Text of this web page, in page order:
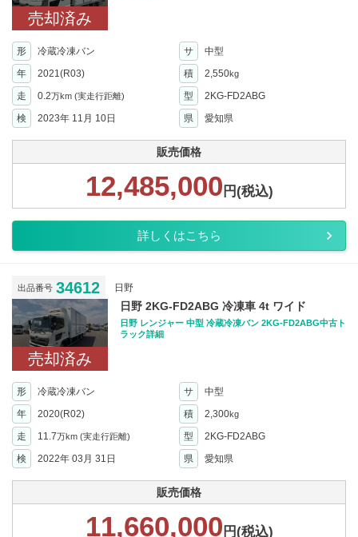
売却済み
形 冷蔵冷凍バン サ
中型
年
2021(R03) 積 2,550kg
走 0.2万km (実走行距離) 型
2KG-FD2ABG
検
2023年 11月 10日 県 愛知県
販売価格
12,485,000 円(税込)
詳しくはこちら
出品番号 34612 日野
売却済み
日野 2KG-FD2ABG 冷凍車 4t ワイド
日野 レンジャー 中型 冷蔵冷凍バン 2KG-FD2ABG中古ト
ラック詳細
形 冷蔵冷凍バン サ
中型
年
2020(R02) 積 2,300kg
走 11.7万km (実走行距離) 型
2KG-FD2ABG
検
2022年 03月 31日 県 愛知県
販売価格
11,660,000 円(税込)